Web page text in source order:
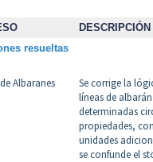
DESCRIPCIÓN
resueltas
Albaranes
Se corrige la
líneas de
determinadas
propiedades,
unidades
se confunde el